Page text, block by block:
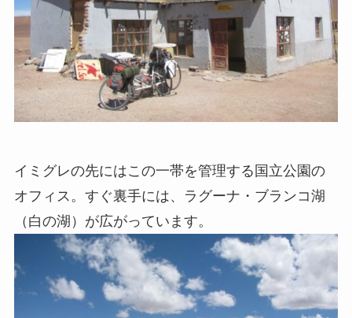
イミグレの先にはこの一帯を管理する国立公園の
オフィス。すぐ裏手には、ラグーナ・ブランコ湖
（白の湖）が広がっています。